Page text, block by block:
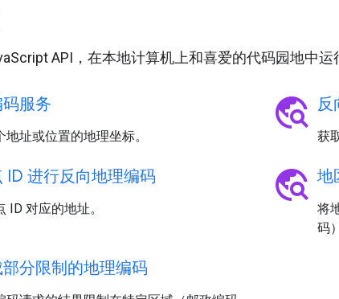
API，在本地计算机上和喜爱的代码园地中运
服务
地址或位置的地理坐标。
travel_explore 反
获
ID 进行反向地理编码
ID 对应的地址。
travel_explore 地
将
码
分限制的地理编码